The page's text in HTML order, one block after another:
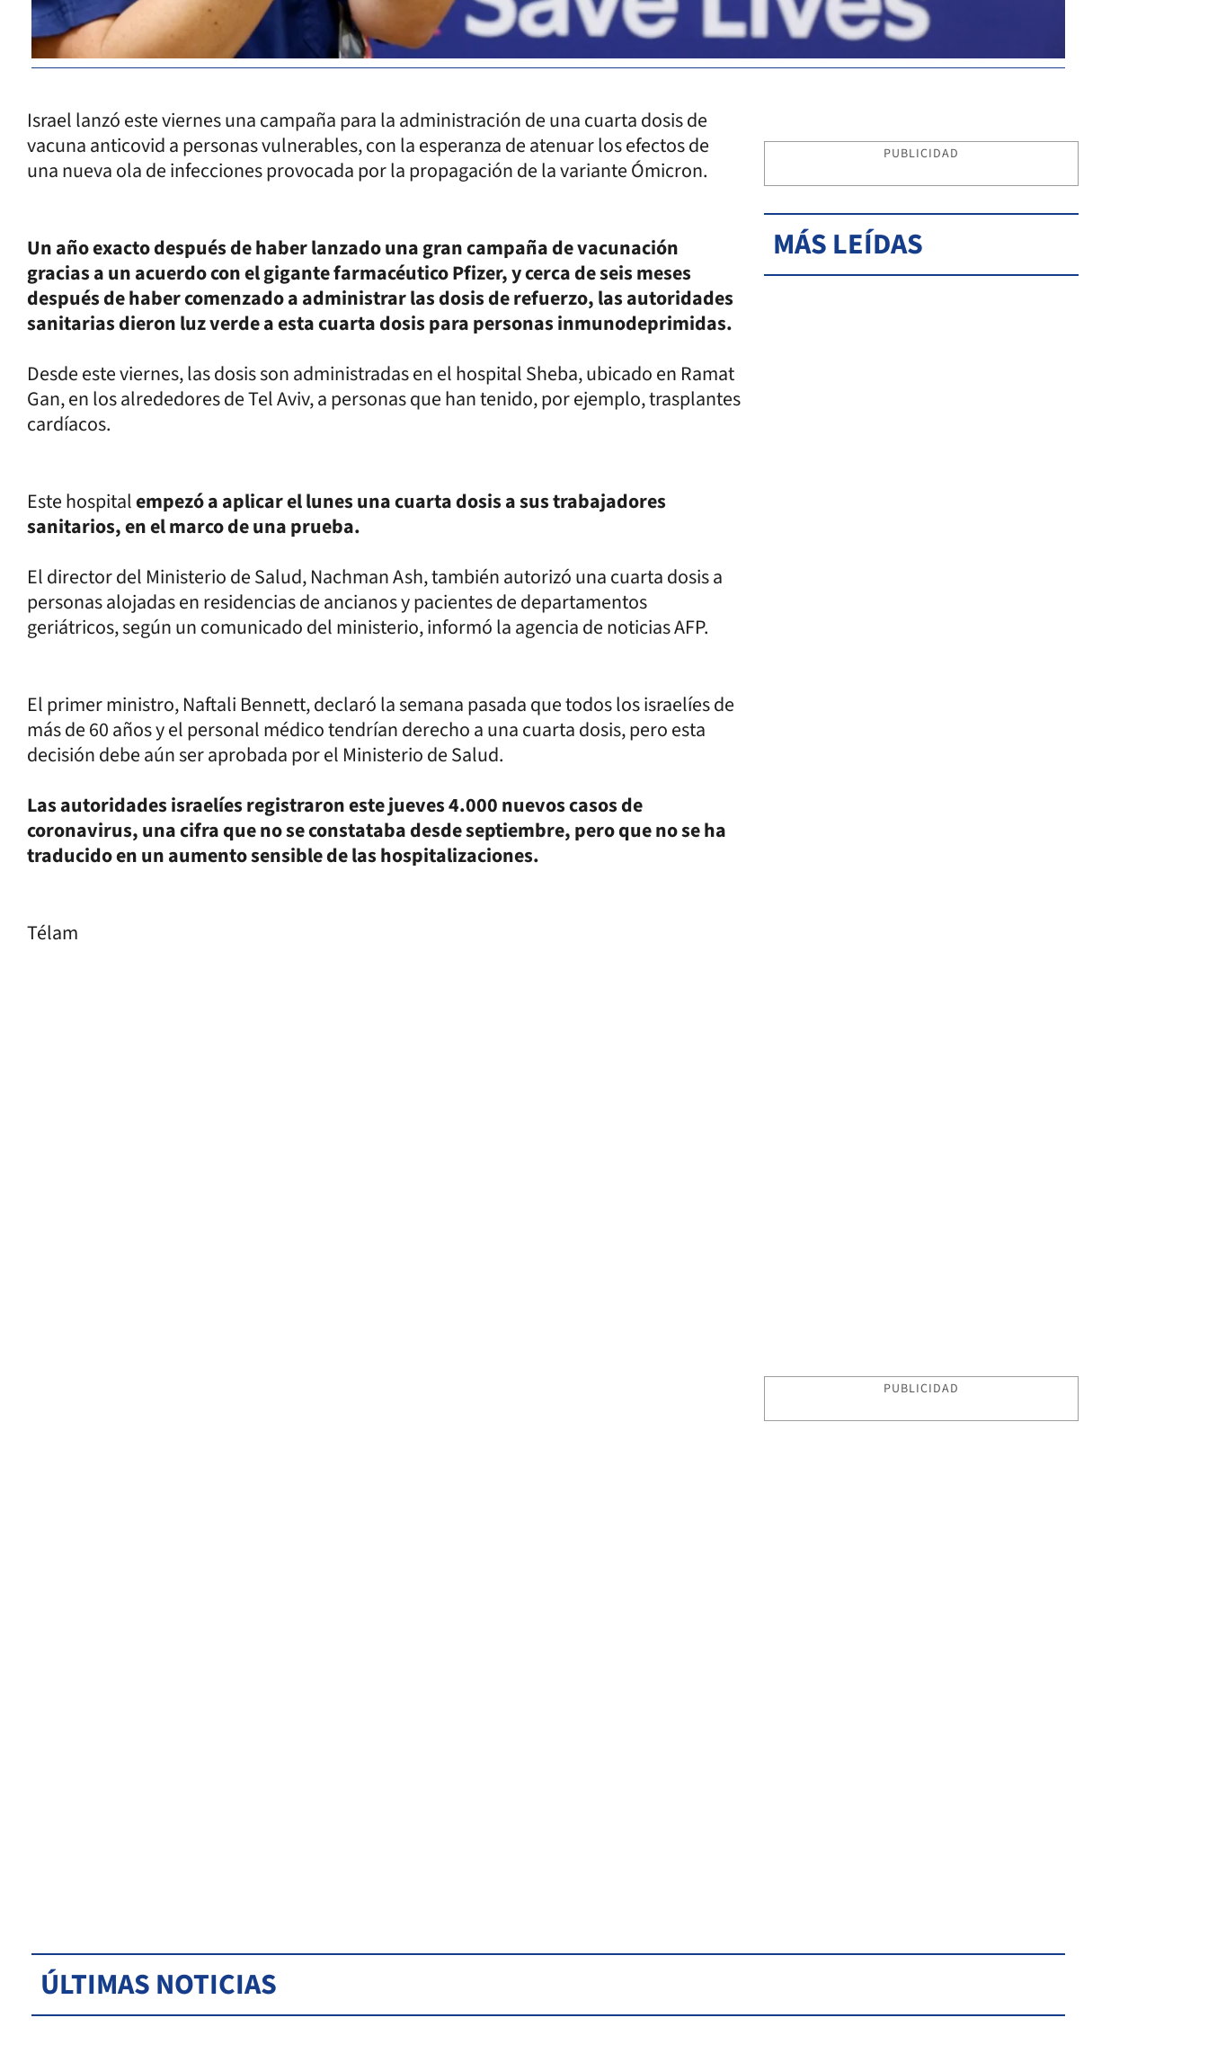
Israel lanzó este viernes una campaña para la administración de una cuarta dosis de
vacuna anticovid a personas vulnerables, con la esperanza de atenuar los efectos de
una nueva ola de infecciones provocada por la propagación de la variante Ómicron.
Un año exacto después de haber lanzado una gran campaña de vacunación
gracias a un acuerdo con el gigante farmacéutico Pfizer, y cerca de seis meses
después de haber comenzado a administrar las dosis de refuerzo, las autoridades
sanitarias dieron luz verde a esta cuarta dosis para personas inmunodeprimidas.
Desde este viernes, las dosis son administradas en el hospital Sheba, ubicado en Ramat
Gan, en los alrededores de Tel Aviv, a personas que han tenido, por ejemplo, trasplantes
cardíacos.
Este hospitalempezó a aplicar el lunes una cuarta dosis a sus trabajadores
sanitarios, en el marco de una prueba.
El director del Ministerio de Salud, Nachman Ash, también autorizó una cuarta dosis a
personas alojadas en residencias de ancianos y pacientes de departamentos
geriátricos, según un comunicado del ministerio, informó la agencia de noticias AFP.
El primer ministro, Naftali Bennett, declaró la semana pasada que todos los israelíes de
más de 60 años y el personal médico tendrían derecho a una cuarta dosis, pero esta
decisión debe aún ser aprobada por el Ministerio de Salud.
Las autoridades israelíes registraron este jueves 4.000 nuevos casos de
coronavirus, una cifra que no se constataba desde septiembre, pero que no se ha
traducido en un aumento sensible de las hospitalizaciones.
Télam
PUBLICIDAD
MÁS LEÍDAS
PUBLICIDAD
ÚLTIMAS NOTICIAS